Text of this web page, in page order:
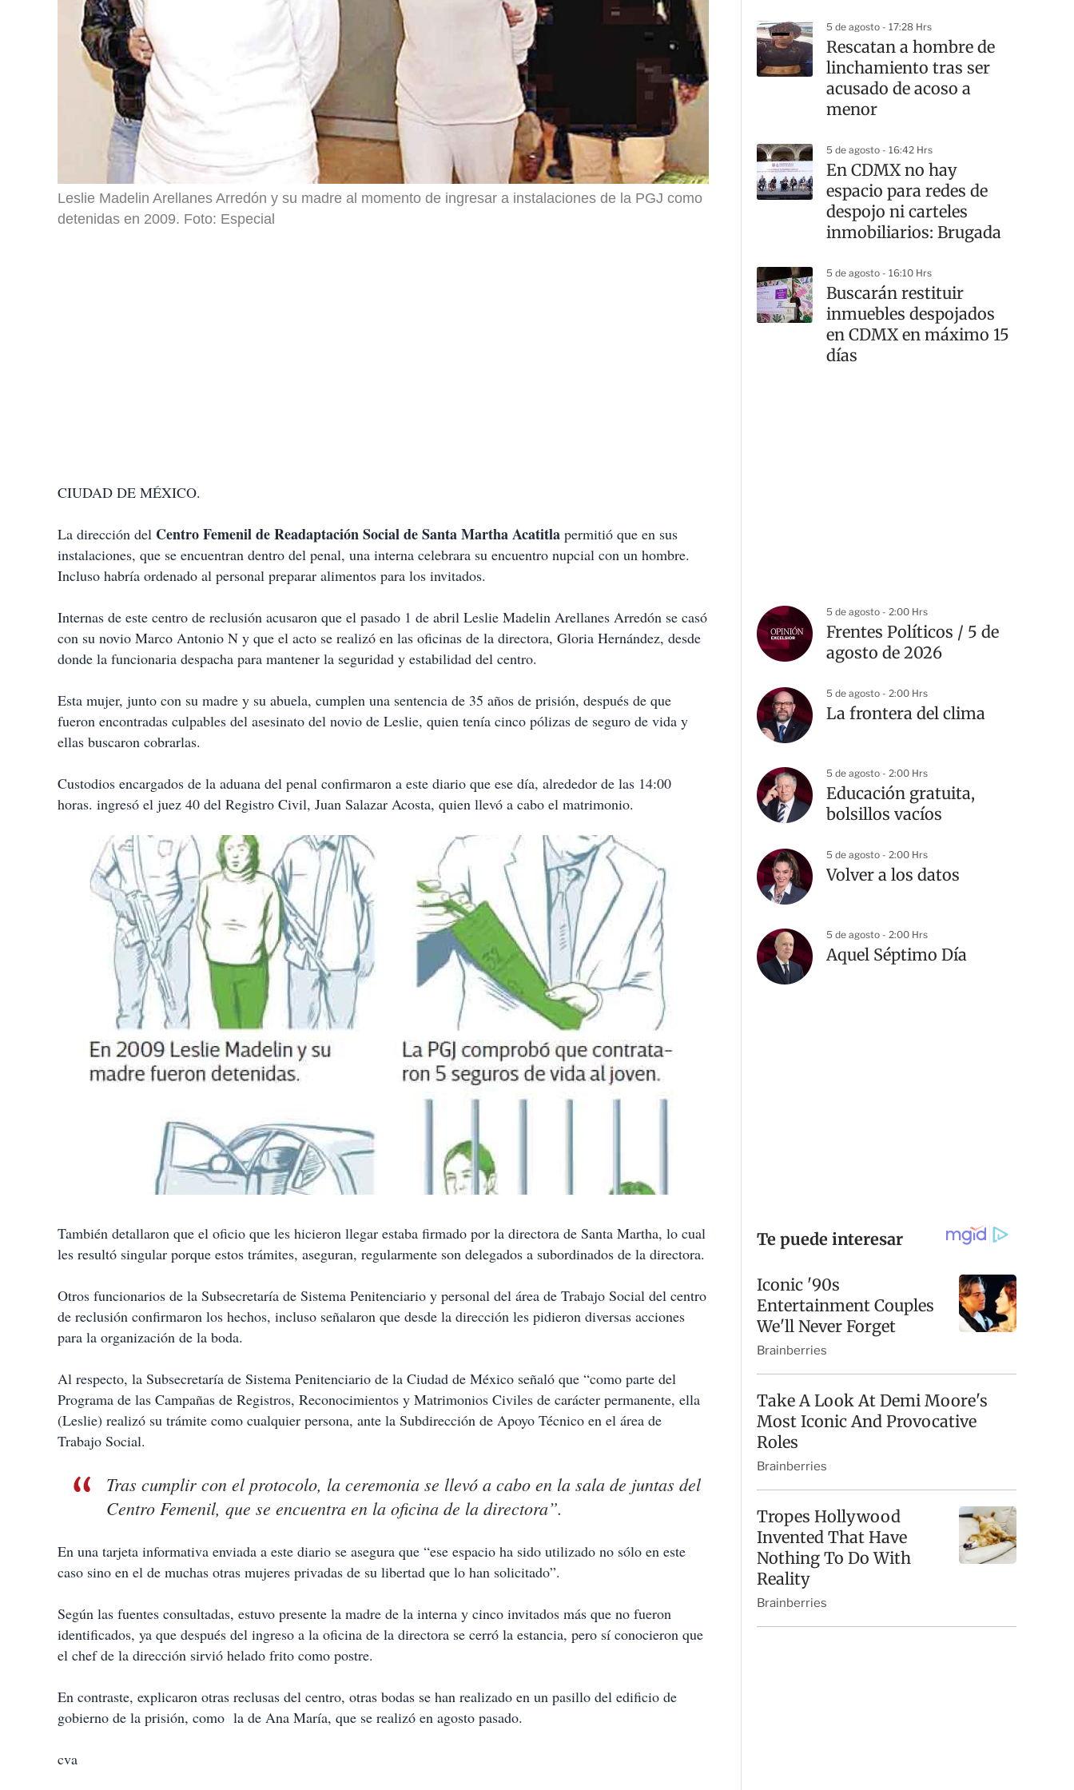
Leslie Madelin Arellanes Arredón y su madre al momento de ingresar a instalaciones de la PGJ como
detenidas en 2009. Foto: Especial
CIUDAD DE MÉXICO.
La dirección del Centro Femenil de Readaptación Social de Santa Martha Acatitla permitió que en sus
instalaciones, que se encuentran dentro del penal, una interna celebrara su encuentro nupcial con un hombre.
Incluso habría ordenado al personal preparar alimentos para los invitados.
Internas de este centro de reclusión acusaron que el pasado 1 de abril Leslie Madelin Arellanes Arredón se casó
con su novio Marco Antonio N y que el acto se realizó en las oficinas de la directora, Gloria Hernández, desde
donde la funcionaria despacha para mantener la seguridad y estabilidad del centro.
Esta mujer, junto con su madre y su abuela, cumplen una sentencia de 35 años de prisión, después de que
fueron encontradas culpables del asesinato del novio de Leslie, quien tenía cinco pólizas de seguro de vida y
ellas buscaron cobrarlas.
Custodios encargados de la aduana del penal confirmaron a este diario que ese día, alrededor de las 14:00
horas. ingresó el juez 40 del Registro Civil, Juan Salazar Acosta, quien llevó a cabo el matrimonio.
También detallaron que el oficio que les hicieron llegar estaba firmado por la directora de Santa Martha, lo cual
les resultó singular porque estos trámites, aseguran, regularmente son delegados a subordinados de la directora.
Otros funcionarios de la Subsecretaría de Sistema Penitenciario y personal del área de Trabajo Social del centro
de reclusión confirmaron los hechos, incluso señalaron que desde la dirección les pidieron diversas acciones
para la organización de la boda.
Al respecto, la Subsecretaría de Sistema Penitenciario de la Ciudad de México señaló que “como parte del
Programa de las Campañas de Registros, Reconocimientos y Matrimonios Civiles de carácter permanente, ella
(Leslie) realizó su trámite como cualquier persona, ante la Subdirección de Apoyo Técnico en el área de
Trabajo Social.
Tras cumplir con el protocolo, la ceremonia se llevó a cabo en la sala de juntas del
Centro Femenil, que se encuentra en la oficina de la directora”.
En una tarjeta informativa enviada a este diario se asegura que “ese espacio ha sido utilizado no sólo en este
caso sino en el de muchas otras mujeres privadas de su libertad que lo han solicitado”.
Según las fuentes consultadas, estuvo presente la madre de la interna y cinco invitados más que no fueron
identificados, ya que después del ingreso a la oficina de la directora se cerró la estancia, pero sí conocieron que
el chef de la dirección sirvió helado frito como postre.
En contraste, explicaron otras reclusas del centro, otras bodas se han realizado en un pasillo del edificio de
gobierno de la prisión, como la de Ana María, que se realizó en agosto pasado.
cva
5 de agosto - 17:28 Hrs
Rescatan a hombre de
linchamiento tras ser
acusado de acoso a
menor
5 de agosto - 16:42 Hrs
En CDMX no hay
espacio para redes de
despojo ni carteles
inmobiliarios: Brugada
5 de agosto - 16:10 Hrs
Buscarán restituir
inmuebles despojados
en CDMX en máximo 15
días
5 de agosto - 2:00 Hrs
Frentes Políticos / 5 de
agosto de 2026
5 de agosto - 2:00 Hrs
La frontera del clima
5 de agosto - 2:00 Hrs
Educación gratuita,
bolsillos vacíos
5 de agosto - 2:00 Hrs
Volver a los datos
5 de agosto - 2:00 Hrs
Aquel Séptimo Día